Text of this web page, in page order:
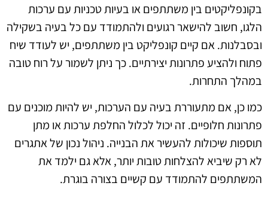
בקונפליקטים בין משתתפים או בעיות טכניות עם ערכות
הלגו, חשוב להישאר רגועים ולהתמודד עם כל בעיה בשקילה
ובסבלנות. אם קיים קונפליקט בין משתתפים, יש לעודד שיח
פתוח ולהציע פתרונות יצירתיים. כך ניתן לשמור על רוח טובה
במהלך התחרות.
כמו כן, אם מתעוררת בעיה עם הערכות, יש להיות מוכנים עם
פתרונות חלופיים. זה יכול לכלול החלפת ערכות או מתן
תוספות שיכולות להעשיר את הבנייה. ניהול נכון של אתגרים
לא רק שיביא להצלחות טובות יותר, אלא גם ילמד את
המשתתפים להתמודד עם קשיים בצורה בוגרת.